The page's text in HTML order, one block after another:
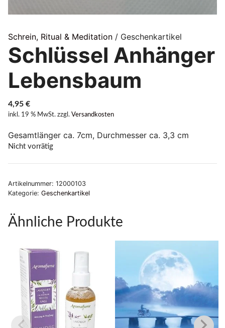
Schrein, Ritual & Meditation / Geschenkartikel
Schlüssel Anhänger
Lebensbaum
4,95 €
inkl. 19 % MwSt. zzgl. Versandkosten
Gesamtlänger ca. 7cm, Durchmesser ca. 3,3 cm
Nicht vorrätig
Artikelnummer: 12000103
Kategorie: Geschenkartikel
Ähnliche Produkte